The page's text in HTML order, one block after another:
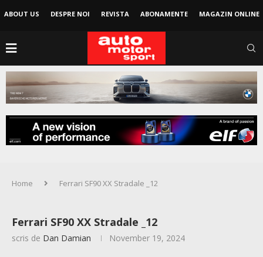
ABOUT US DESPRE NOI REVISTA ABONAMENTE MAGAZIN ONLINE
Home Ferrari SF90 XX Stradale _12
Ferrari SF90 XX Stradale _12
scris de Dan Damian November 19, 2024